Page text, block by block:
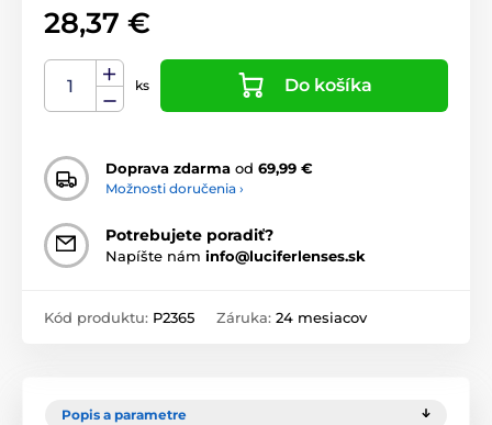
28,37 €
ks Do košíka
Doprava zdarma od 69,99 €
Možnosti doručenia ›
Potrebujete poradiť?
Napíšte nám info@luciferlenses.sk
Kód produktu: P2365 Záruka: 24 mesiacov
Popis a parametre